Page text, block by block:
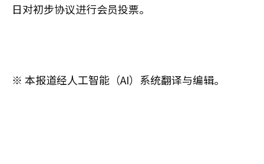
日对初步协议进行会员投票。
※ 本报道经人工智能（AI）系统翻译与编辑。